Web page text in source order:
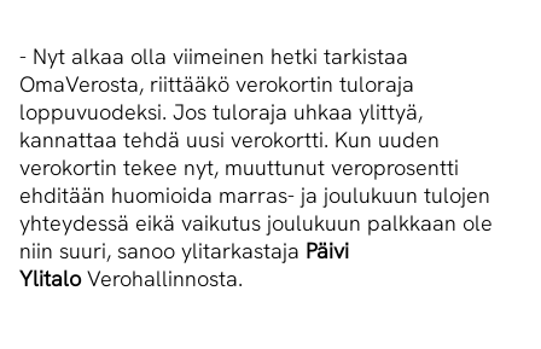
- Nyt alkaa olla viimeinen hetki tarkistaa
OmaVerosta, riittääkö verokortin tuloraja
loppuvuodeksi. Jos tuloraja uhkaa ylittyä,
kannattaa tehdä uusi verokortti. Kun uuden
verokortin tekee nyt, muuttunut veroprosentti
ehditään huomioida marras- ja joulukuun tulojen
yhteydessä eikä vaikutus joulukuun palkkaan ole
niin suuri, sanoo ylitarkastaja Päivi
YlitaloVerohallinnosta.